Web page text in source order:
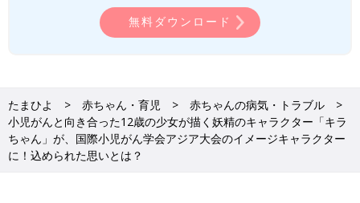
無料ダウンロード
たまひよ 赤ちゃん・育児
赤ちゃんの病気・トラブル
小児がんと向き合った12歳の少女が描く妖精のキャラクター「キラ
ちゃん」が、国際小児がん学会アジア大会のイメージキャラクター
に！込められた思いとは？